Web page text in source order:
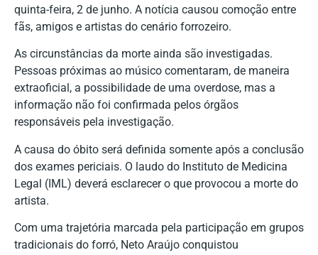
quinta-feira, 2 de junho. A notícia causou comoção entre
fãs, amigos e artistas do cenário forrozeiro.
As circunstâncias da morte ainda são investigadas.
Pessoas próximas ao músico comentaram, de maneira
extraoficial, a possibilidade de uma overdose, mas a
informação não foi confirmada pelos órgãos
responsáveis pela investigação.
A causa do óbito será definida somente após a conclusão
dos exames periciais. O laudo do Instituto de Medicina
Legal (IML) deverá esclarecer o que provocou a morte do
artista.
Com uma trajetória marcada pela participação em grupos
tradicionais do forró, Neto Araújo conquistou